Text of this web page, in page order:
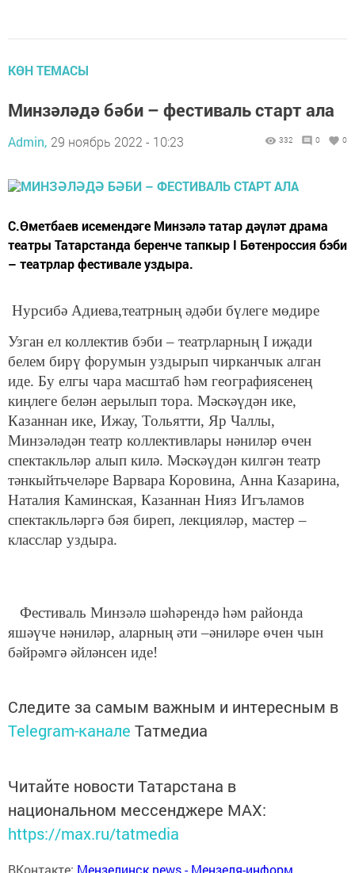
КӨН ТЕМАСЫ
Минзәләдә бәби – фестиваль старт ала
Admin, 29 ноябрь 2022 - 10:23 332 0 0
С.Өметбаев исемендәге Минзәлә татар дәүләт драма
театры Татарстанда беренче тапкыр I Бөтенроссия бэби
– театрлар фестивале уздыра.
Нурсибә Адиева,театрның әдәби бүлеге мөдире
Узган ел коллектив бэби – театрларның I иҗади
белем бирү форумын уздырып чирканчык алган
иде. Бу елгы чара масштаб һәм географиясенең
киңлеге белән аерылып тора. Мәскәүдән ике,
Казаннан ике, Ижау, Тольятти, Яр Чаллы,
Минзәләдән театр коллективлары нәниләр өчен
спектакльләр алып килә. Мәскәүдән килгән театр
тәнкыйтьчеләре Варвара Коровина, Анна Казарина,
Наталия Каминская, Казаннан Нияз Игъламов
спектакльләргә бәя биреп, лекцияләр, мастер –
класслар уздыра.
Фестиваль Минзәлә шәһәрендә һәм районда
яшәүче нәниләр, аларның әти –әниләре өчен чын
бәйрәмгә әйләнсен иде!
Следите за самым важным и интересным в
Telegram-канале Татмедиа
Читайте новости Татарстана в
национальном мессенджере MАХ:
https://max.ru/tatmedia
ВКонтакте: Мензелинск news - Мензеля-информ